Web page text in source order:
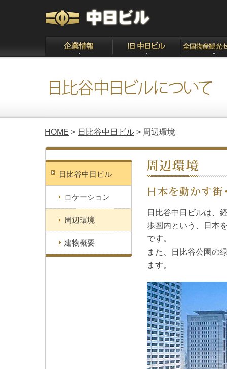
HOME > 日比谷中日ビル > 周辺環境
日比谷中日ビル
ロケーション
周辺環境
建物概要
日比谷中日ビルは、
歩圏内という、日本
です。
また、日比谷公園の
ます。